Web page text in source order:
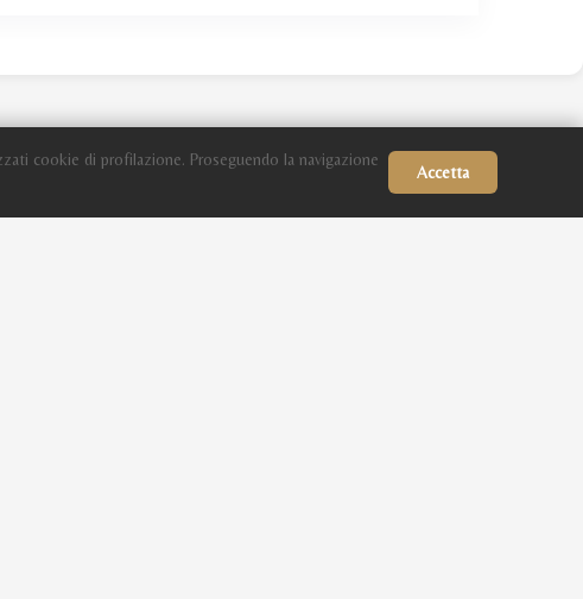
cookie di profilazione. Proseguendo la navigazione
Accetta